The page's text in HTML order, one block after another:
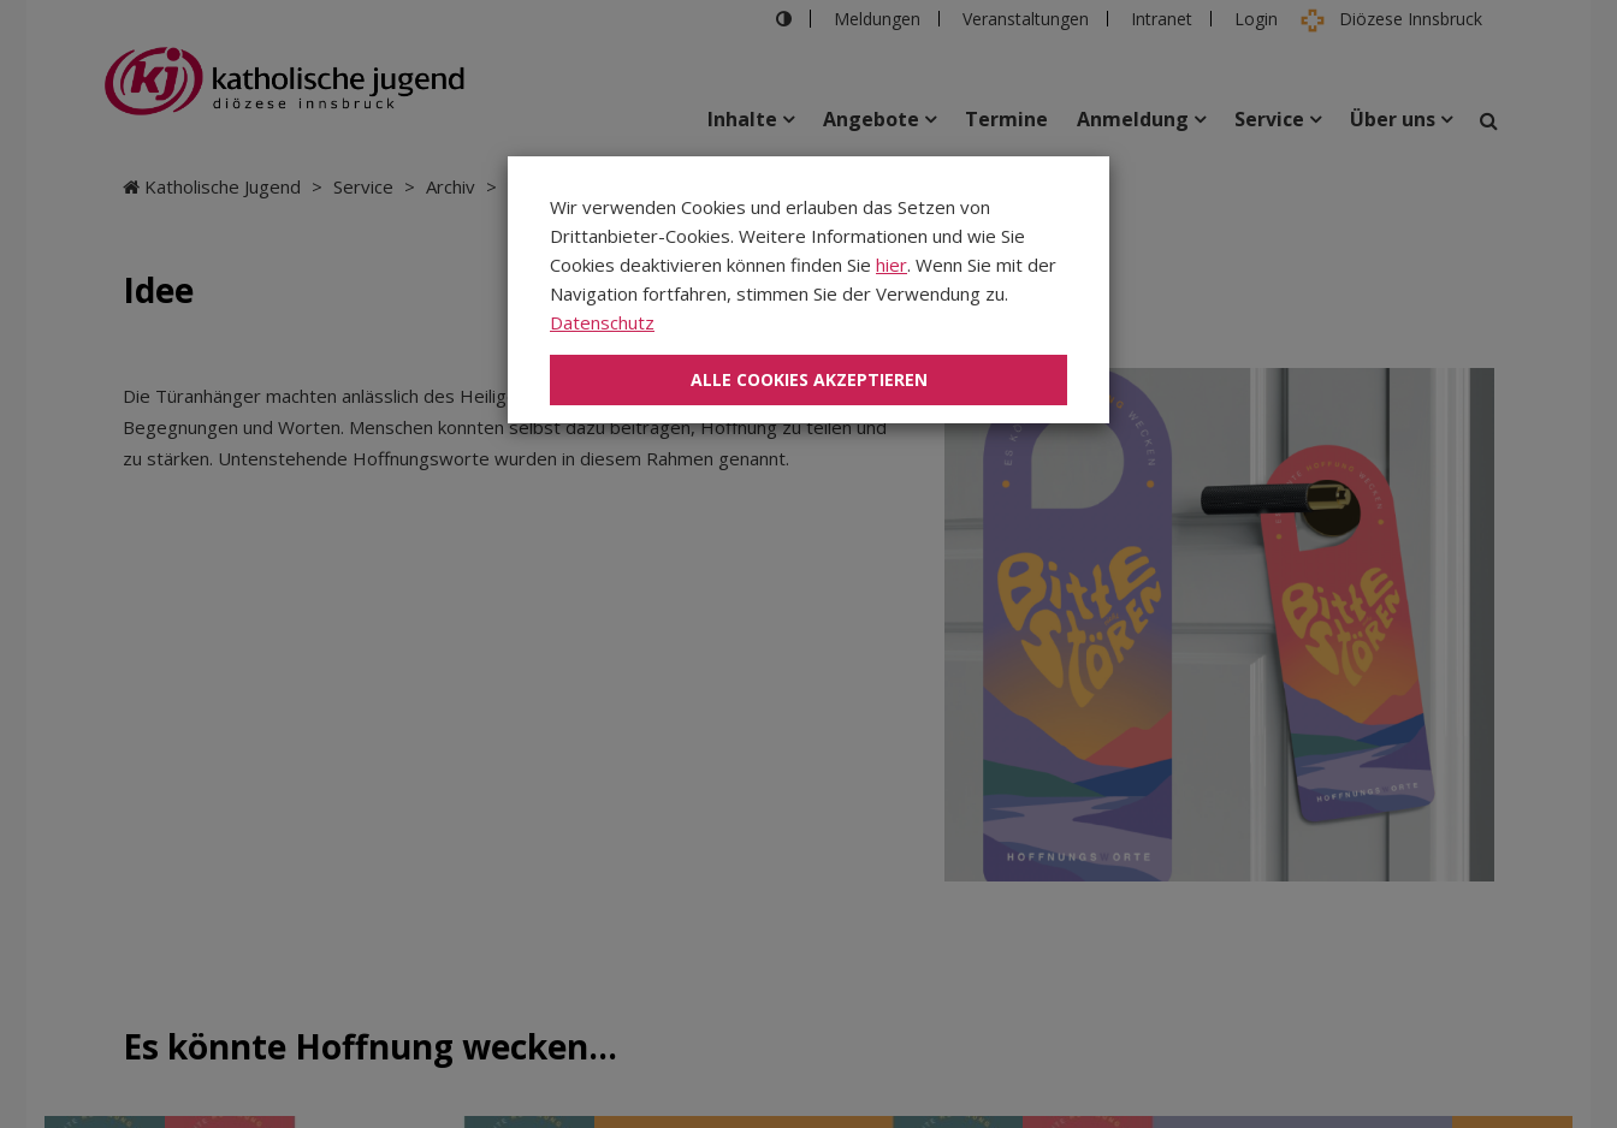
Meldungen Veranstaltungen Intranet Login Diözese Innsbruck
Inhalte Angebote Termine Anmeldung Service Über uns
Katholische Jugend > Service > Archiv >
Idee
Die Türanhänger machten anlässlich des Heiligen Jahrs 2025 Hoffnung sichtbar, an Orten, in
Begegnungen und Worten. Menschen konnten selbst dazu beitragen, Hoffnung zu teilen und
zu stärken. Untenstehende Hoffnungsworte wurden in diesem Rahmen genannt.
Es könnte Hoffnung wecken...
Wir verwenden Cookies und erlauben das Setzen von
Drittanbieter-Cookies. Weitere Informationen und wie Sie
Cookies deaktivieren können finden Sie hier. Wenn Sie mit der
Navigation fortfahren, stimmen Sie der Verwendung zu.
Datenschutz
ALLE COOKIES AKZEPTIEREN